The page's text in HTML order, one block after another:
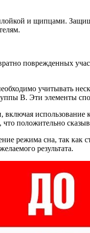
и щипцами.
поврежденных
учитывать
B. Эти элементы
положительно
режима сна, так как
результата.